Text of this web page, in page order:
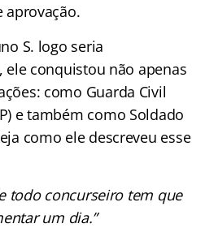
aprovação.
S. logo seria
ele conquistou não apenas
como Guarda Civil
e também como Soldado
como ele descreveu esse
todo concurseiro tem que
um dia.”